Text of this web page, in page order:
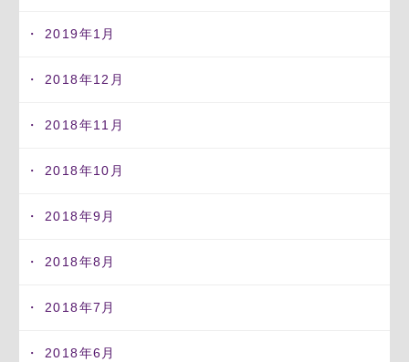
2019年1月
2018年12月
2018年11月
2018年10月
2018年9月
2018年8月
2018年7月
2018年6月